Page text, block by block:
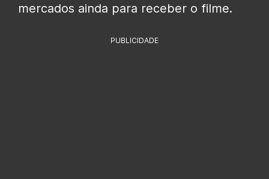
mercados ainda para receber o filme.
PUBLICIDADE